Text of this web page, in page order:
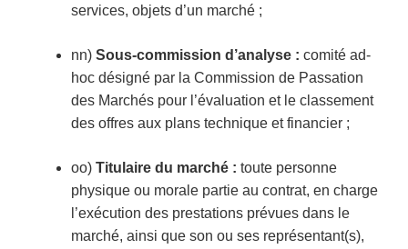
services, objets d’un marché ;
nn) Sous-commission d’analyse : comité ad-
hoc désigné par la Commission de Passation
des Marchés pour l’évaluation et le classement
des offres aux plans technique et financier ;
oo) Titulaire du marché : toute personne
physique ou morale partie au contrat, en charge
l’exécution des prestations prévues dans le
marché, ainsi que son ou ses représentant(s),